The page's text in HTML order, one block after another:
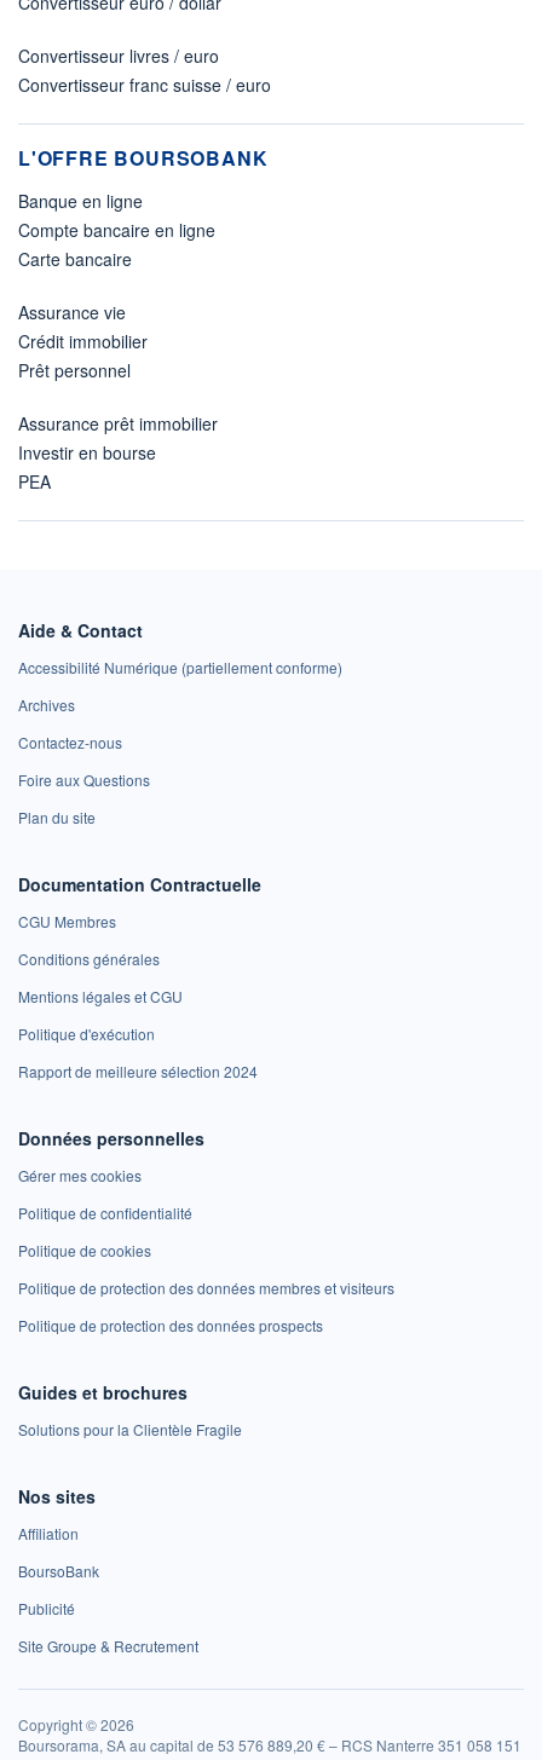
Convertisseur livres / euro
Convertisseur franc suisse / euro
L'OFFRE BOURSOBANK
Banque en ligne
Compte bancaire en ligne
Carte bancaire
Assurance vie
Crédit immobilier
Prêt personnel
Assurance prêt immobilier
Investir en bourse
PEA
Aide & Contact
Accessibilité Numérique (partiellement conforme)
Archives
Contactez-nous
Foire aux Questions
Plan du site
Documentation Contractuelle
CGU Membres
Conditions générales
Mentions légales et CGU
Politique d'exécution
Rapport de meilleure sélection 2024
Données personnelles
Gérer mes cookies
Politique de confidentialité
Politique de cookies
Politique de protection des données membres et visiteurs
Politique de protection des données prospects
Guides et brochures
Solutions pour la Clientèle Fragile
Nos sites
Affiliation
BoursoBank
Publicité
Site Groupe & Recrutement
Copyright © 2026
Boursorama, SA au capital de 53 576 889,20 € – RCS Nanterre 351 058 151